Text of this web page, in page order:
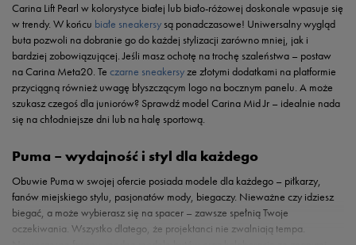
Carina Lift Pearl w kolorystyce białej lub biało-różowej doskonale wpasuje się
w trendy. W końcu białe sneakersy są ponadczasowe! Uniwersalny wygląd
buta pozwoli na dobranie go do każdej stylizacji zarówno mniej, jak i
bardziej zobowiązującej. Jeśli masz ochotę na trochę szaleństwa – postaw
na Carina Meta20. Te czarne sneakersyze złotymi dodatkami na platformie
przyciągną również uwagę błyszczącym logo na bocznym panelu. A może
szukasz czegoś dla juniorów? Sprawdź model Carina Mid Jr – idealnie nada
się na chłodniejsze dni lub na halę sportową.
Puma – wydajność i styl dla każdego
Obuwie Puma w swojej ofercie posiada modele dla każdego – piłkarzy,
fanów miejskiego stylu, pasjonatów mody, biegaczy. Nieważne czy idziesz
biegać, a może wybierasz się na spacer – zawsze spełnią Twoje
oczekiwania. Wszystko dlatego, że projektanci nie zwalniają tempa.